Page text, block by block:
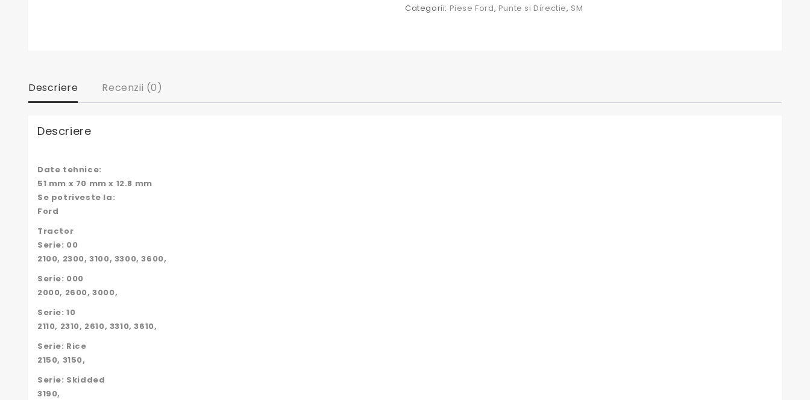
Categorii: Piese Ford, Punte si Directie, SM
Descriere Recenzii (0)
Descriere
Date tehnice:
51 mm x 70 mm x 12.8 mm
Se potriveste la:
Ford
Tractor
Serie: 00
2100, 2300, 3100, 3300, 3600,
Serie: 000
2000, 2600, 3000,
Serie: 10
2110, 2310, 2610, 3310, 3610,
Serie: Rice
2150, 3150,
Serie: Skidded
3190,